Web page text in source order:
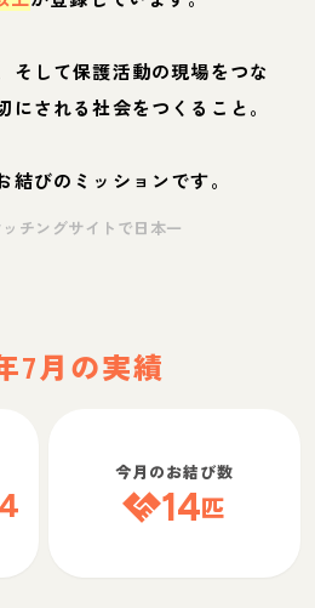
そして保護活動の現場をつな
にされる社会をつくること。
結びのミッションです。
チングサイトで日本一
7月の実績
今月のお結び数
14匹